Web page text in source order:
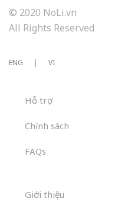
© 2020 NoLi.vn
All Rights Reserved
ENG | VI
Hỗ trợ
Chính sách
FAQs
Giới thiệu